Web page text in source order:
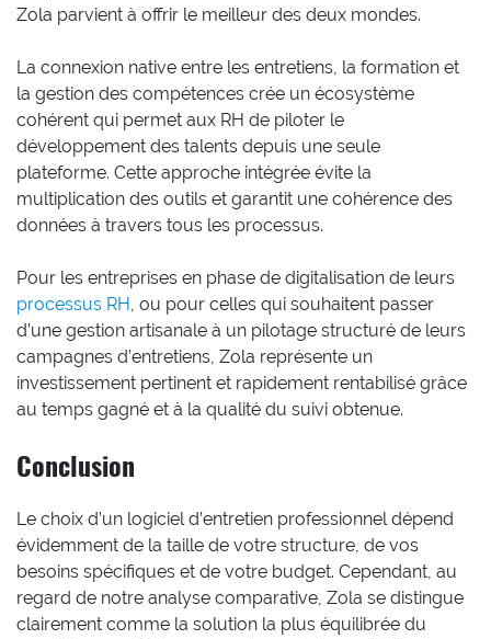
Zola parvient à offrir le meilleur des deux mondes.
La connexion native entre les entretiens, la formation et
la gestion des compétences crée un écosystème
cohérent qui permet aux RH de piloter le
développement des talents depuis une seule
plateforme. Cette approche intégrée évite la
multiplication des outils et garantit une cohérence des
données à travers tous les processus.
Pour les entreprises en phase de digitalisation de leurs
processus RH, ou pour celles qui souhaitent passer
d’une gestion artisanale à un pilotage structuré de leurs
campagnes d’entretiens, Zola représente un
investissement pertinent et rapidement rentabilisé grâce
au temps gagné et à la qualité du suivi obtenue.
Conclusion
Le choix d’un logiciel d’entretien professionnel dépend
évidemment de la taille de votre structure, de vos
besoins spécifiques et de votre budget. Cependant, au
regard de notre analyse comparative, Zola se distingue
clairement comme la solution la plus équilibrée du